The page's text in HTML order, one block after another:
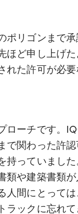
ポリゴンまで
ほど申し上げ
れた許可が必
ローチです。
で関わった許
っていまし
類や建築書類
人間にとって
ラックに忘れ